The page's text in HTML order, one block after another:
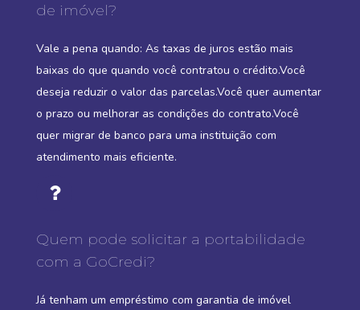
de imóvel?
Vale a pena quando: As taxas de juros estão mais
baixas do que quando você contratou o crédito.Você
deseja reduzir o valor das parcelas.Você quer aumentar
o prazo ou melhorar as condições do contrato.Você
quer migrar de banco para uma instituição com
atendimento mais eficiente.
Quem pode solicitar a portabilidade
com a GoCredi?
Já tenham um empréstimo com garantia de imóvel